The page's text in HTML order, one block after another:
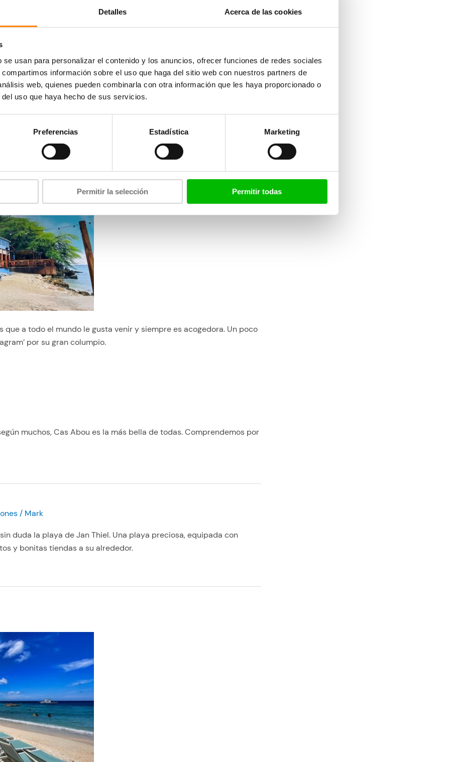
Detalles Acerca de las cookies
usan para personalizar el contenido y los anuncios, ofrecer funciones de redes sociales
información sobre el uso que haga del sitio web con nuestros partners de
web, quienes pueden combinarla con otra información que les haya proporcionado o
uso que haya hecho de sus servicios.
Preferencias Estadística Marketing
Permitir la selección Permitir todas
la favorita de muchos. Muy bien situado entre los dos acantilados,
por lo que también es ideal con niños. ¡Un playa superior!
que a todo el mundo le gusta venir y siempre es acogedora. Un poco
por su gran columpio.
muchos, Cas Abou es la más bella de todas. Comprendemos por
/ Mark
duda la playa de Jan Thiel. Una playa preciosa, equipada con
y bonitas tiendas a su alrededor.